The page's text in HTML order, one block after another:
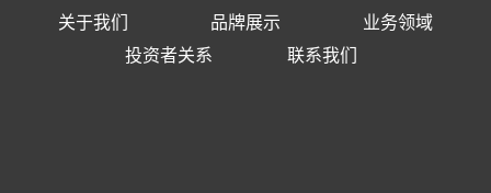
关于我们 品牌展示
业务领域
投资者关系
联系我们